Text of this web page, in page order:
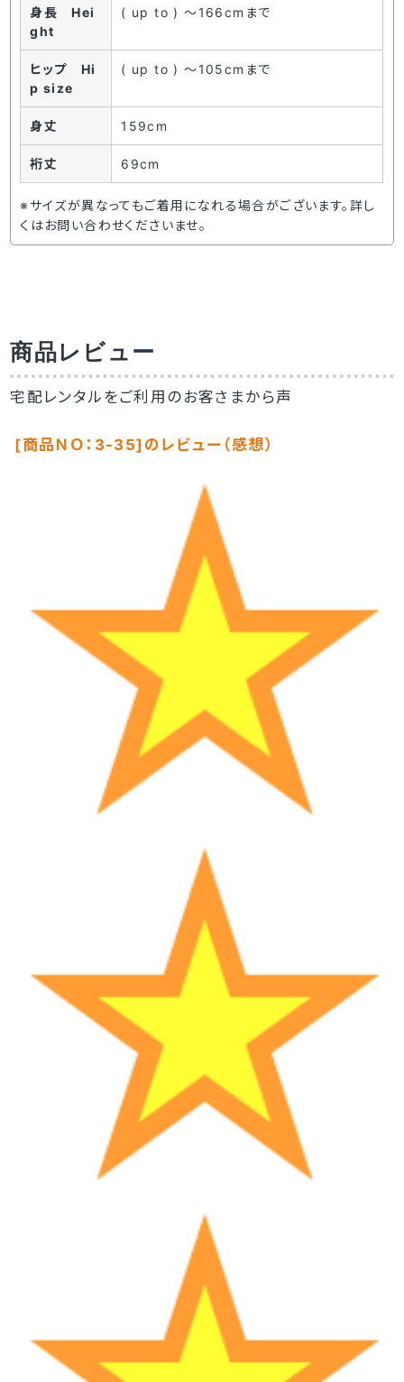
身長 Hei
ght
( up to ) ～166cmまで
ヒップ Hi
p size
( up to ) ～105cmまで
身丈 159cm
裄丈 69cm
※サイズが異なってもご着用になれる場合がございます。詳し
くはお問い合わせくださいませ。
商品レビュー
宅配レンタルをご利用のお客さまから声
[商品ＮＯ：3-35]のレビュー（感想）